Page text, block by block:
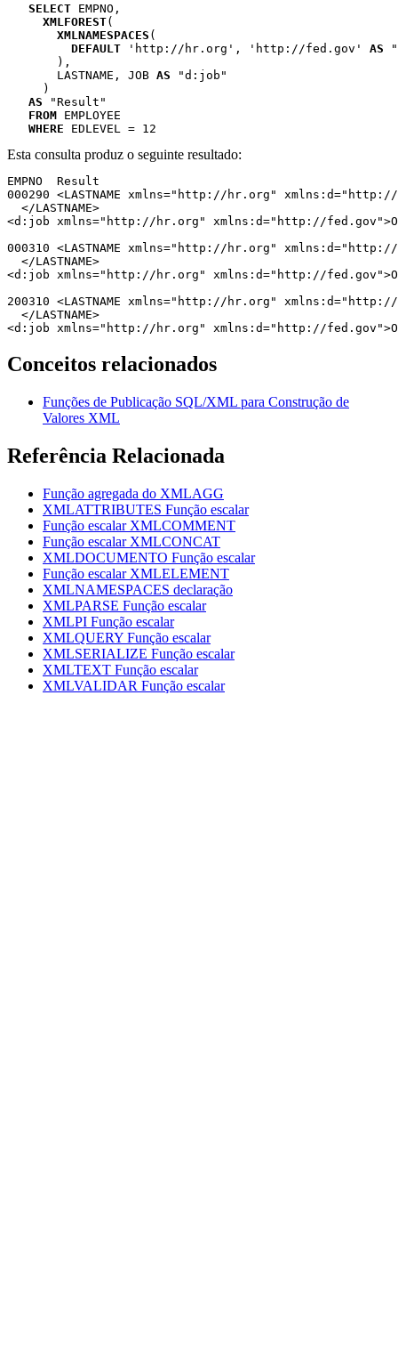
SELECT EMPNO,
XMLFOREST(
XMLNAMESPACES (
DEFAULT 'http://hr.org', 'http://fed.gov' AS
       ),
       LASTNAME, JOB
AS "d:job"
     )
AS "Result"
FROM EMPLOYEE
WHERE EDLEVEL = 12
Esta consulta produz o seguinte resultado:
EMPNO  Result
000290 <LASTNAME xmlns="http://hr.org" xmlns:d="http://
  </LASTNAME>
<d:job xmlns="http://hr.org" xmlns:d="http://
000310 <LASTNAME xmlns="http://hr.org" xmlns:d="http://
  </LASTNAME>
<d:job xmlns="http://hr.org" xmlns:d="http://
200310 <LASTNAME xmlns="http://hr.org" xmlns:d="http://
  </LASTNAME>
<d:job xmlns="http://hr.org" xmlns:d="http://
Conceitos relacionados
Funções de Publicação SQL/XML para Construção de
Valores XML
Referência Relacionada
Função agregada do XMLAGG
XMLATTRIBUTES Função escalar
Função escalar XMLCOMMENT
Função escalar XMLCONCAT
XMLDOCUMENTO Função escalar
Função escalar XMLELEMENT
XMLNAMESPACES declaração
XMLPARSE Função escalar
XMLPI Função escalar
XMLQUERY Função escalar
XMLSERIALIZE Função escalar
XMLTEXT Função escalar
XMLVALIDAR Função escalar